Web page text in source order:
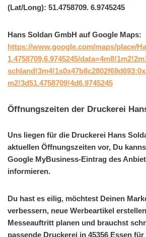
(Lat/Long): 51.4758709. 6.9745245
Hans Soldan GmbH auf Google Maps:
https://www.google.com/maps/place/
1.4758709,6.9745245/
m2!3d51.4758709!4d6.9745245
Öffnungszeiten der Druckerei
Uns liegen für die Druckerei Hans
aktuellen Öffnungszeiten vor, Du
Google MyBusiness-Eintrag des
informieren.
Du hast es eilig, möchtest Deinen
verbessern, neue Werbeartikel
Messeauftritt planen und brauchst
passende Druckerei in 45356 Essen